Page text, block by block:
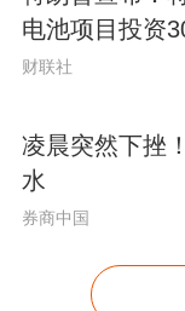
电池项目投资
财联社
凌晨突然下挫
水
券商中国